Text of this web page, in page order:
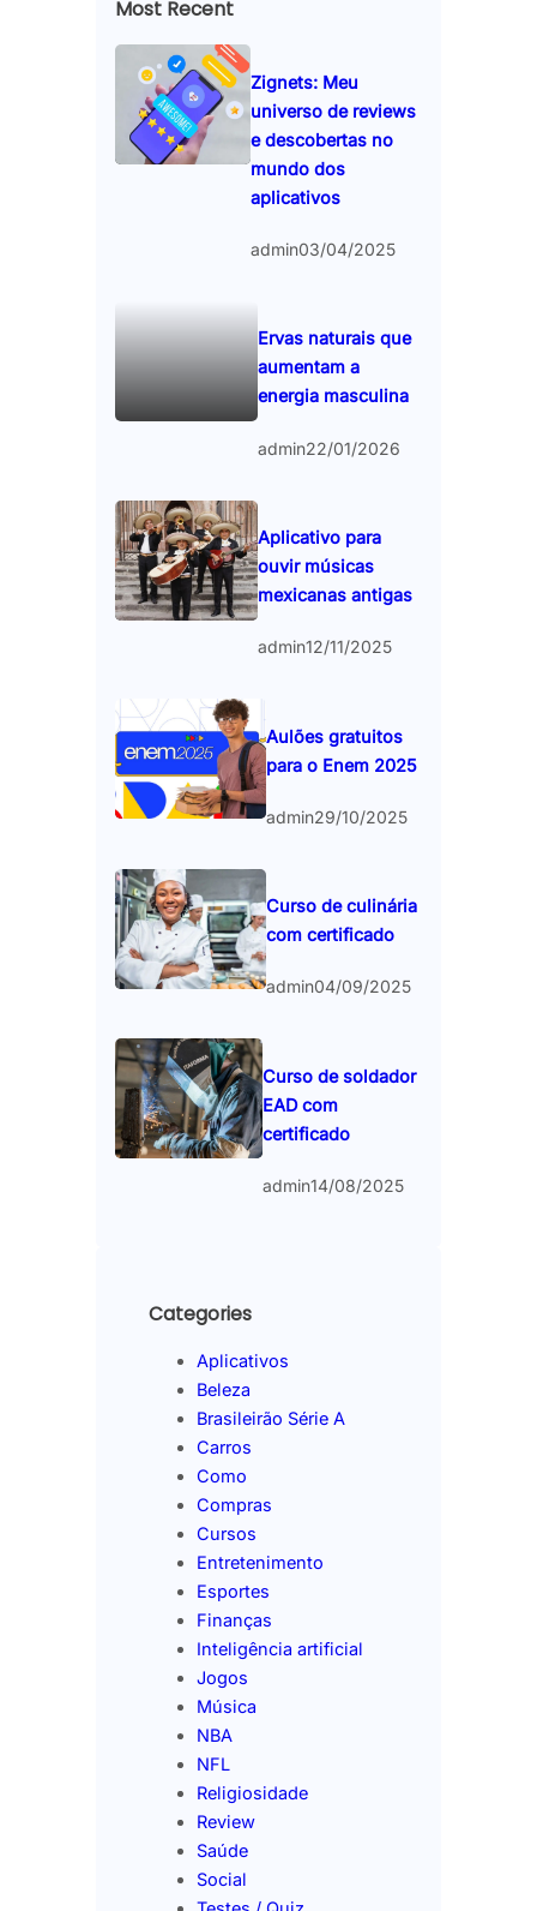
Most Recent
Zignets: Meu
universo de reviews
e descobertas no
mundo dos
aplicativos
admin03/04/2025
Ervas naturais que
aumentam a
energia masculina
admin22/01/2026
Aplicativo para
ouvir músicas
mexicanas antigas
admin12/11/2025
Aulões gratuitos
para o Enem 2025
admin29/10/2025
Curso de culinária
com certificado
admin04/09/2025
Curso de soldador
EAD com
certificado
admin14/08/2025
Categories
Aplicativos
Beleza
Brasileirão Série A
Carros
Como
Compras
Cursos
Entretenimento
Esportes
Finanças
Inteligência artificial
Jogos
Música
NBA
NFL
Religiosidade
Review
Saúde
Social